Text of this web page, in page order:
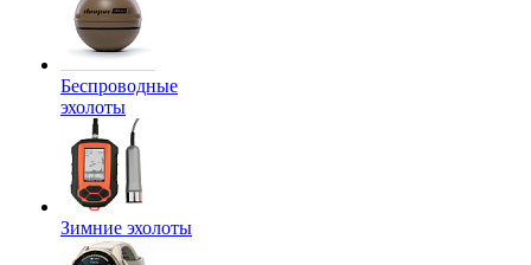
Беспроводные
эхолоты
Зимние эхолоты